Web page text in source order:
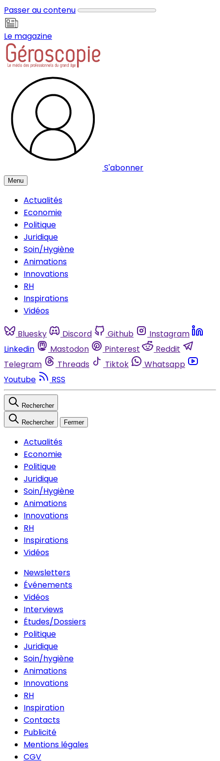
Passer au contenu
Le magazine
S'abonner
Menu
Actualités
Economie
Politique
Juridique
Soin/Hygiène
Animations
Innovations
RH
Inspirations
Vidéos
Bluesky Discord Github
Instagram
Linkedin
Mastodon Pinterest
Reddit
Telegram
Threads Tiktok
Whatsapp
Youtube
RSS
Rechercher
Rechercher Fermer
Actualités
Economie
Politique
Juridique
Soin/Hygiène
Animations
Innovations
RH
Inspirations
Vidéos
Newsletters
Événements
Vidéos
Interviews
Études/Dossiers
Politique
Juridique
Soin/hygiène
Animations
Innovations
RH
Inspiration
Contacts
Publicité
Mentions légales
CGV
Panneau de gestion des cookies